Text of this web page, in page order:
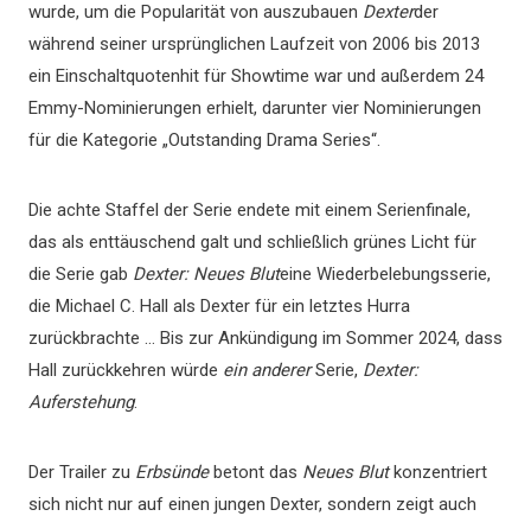
wurde, um die Popularität von auszubauen Dexterder
während seiner ursprünglichen Laufzeit von 2006 bis 2013
ein Einschaltquotenhit für Showtime war und außerdem 24
Emmy-Nominierungen erhielt, darunter vier Nominierungen
für die Kategorie „Outstanding Drama Series“.
Die achte Staffel der Serie endete mit einem Serienfinale,
das als enttäuschend galt und schließlich grünes Licht für
die Serie gab Dexter: Neues Bluteine Wiederbelebungsserie,
die Michael C. Hall als Dexter für ein letztes Hurra
zurückbrachte … Bis zur Ankündigung im Sommer 2024, dass
Hall zurückkehren würde ein andererSerie, Dexter:
Auferstehung.
Der Trailer zu Erbsündebetont das Neues Blutkonzentriert
sich nicht nur auf einen jungen Dexter, sondern zeigt auch